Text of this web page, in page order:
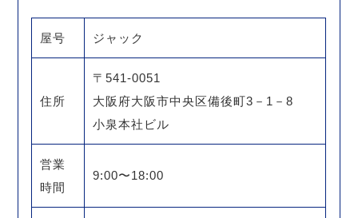
屋号 ジャック
住所
〒541-0051
大阪府大阪市中央区備後町3－1－8
小泉本社ビル
営業
時間
9:00〜18:00